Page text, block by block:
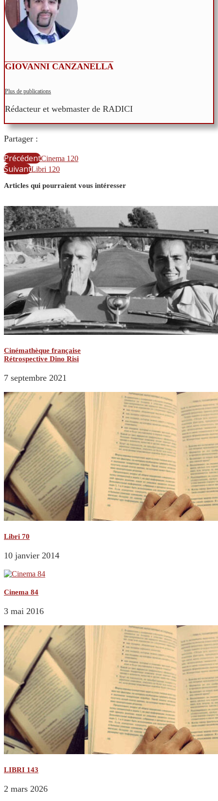
GIOVANNI CANZANELLA
Plus de publications
Rédacteur et webmaster de RADICI
Partager :
PrécédentCinema 120
SuivantLibri 120
Articles qui pourraient vous intéresser
Cinémathèque française
Rétrospective Dino Risi
7 septembre 2021
Libri 70
10 janvier 2014
Cinema 84
3 mai 2016
LIBRI 143
2 mars 2026